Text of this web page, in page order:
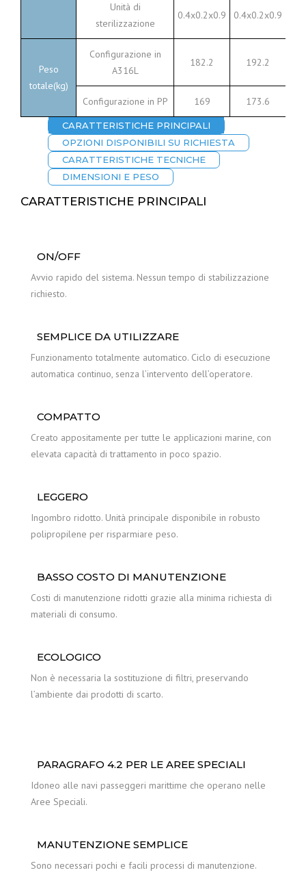
Unità di
sterilizzazione
0.4x0.2x0.9 0.4x0.2x0.9
Peso
totale(kg)
Configurazione in
A316L
182.2 192.2
Configurazione in PP 169 173.6
CARATTERISTICHE PRINCIPALI
OPZIONI DISPONIBILI SU RICHIESTA
CARATTERISTICHE TECNICHE
DIMENSIONI E PESO
CARATTERISTICHE PRINCIPALI
ON/OFF
Avvio rapido del sistema. Nessun tempo di stabilizzazione
richiesto.
SEMPLICE DA UTILIZZARE
Funzionamento totalmente automatico. Ciclo di esecuzione
automatica continuo, senza l’intervento dell’operatore.
COMPATTO
Creato appositamente per tutte le applicazioni marine, con
elevata capacità di trattamento in poco spazio.
LEGGERO
Ingombro ridotto. Unità principale disponibile in robusto
polipropilene per risparmiare peso.
BASSO COSTO DI MANUTENZIONE
Costi di manutenzione ridotti grazie alla minima richiesta di
materiali di consumo.
ECOLOGICO
Non è necessaria la sostituzione di filtri, preservando
l’ambiente dai prodotti di scarto.
PARAGRAFO 4.2 PER LE AREE SPECIALI
Idoneo alle navi passeggeri marittime che operano nelle
Aree Speciali.
MANUTENZIONE SEMPLICE
Sono necessari pochi e facili processi di manutenzione.